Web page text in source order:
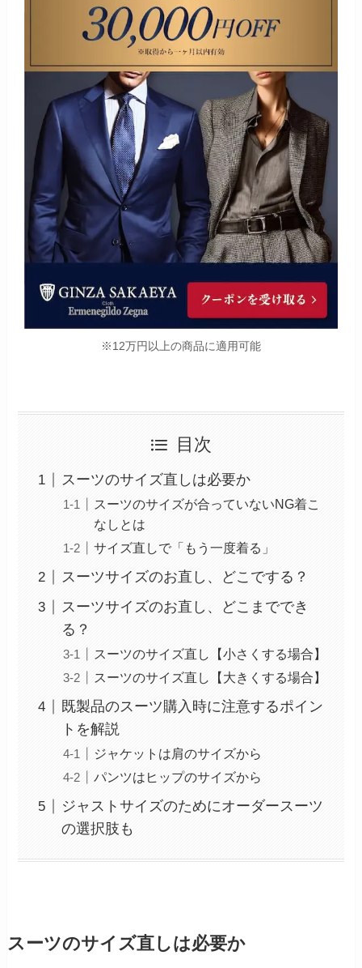
※12万円以上の商品に適用可能
目次
スーツのサイズ直しは必要か
スーツのサイズが合っていないNG着こ
なしとは
サイズ直しで「もう一度着る」
スーツサイズのお直し、どこでする？
スーツサイズのお直し、どこまででき
る？
スーツのサイズ直し【小さくする場合】
スーツのサイズ直し【大きくする場合】
既製品のスーツ購入時に注意するポイン
トを解説
ジャケットは肩のサイズから
パンツはヒップのサイズから
ジャストサイズのためにオーダースーツ
の選択肢も
スーツのサイズ直しは必要か